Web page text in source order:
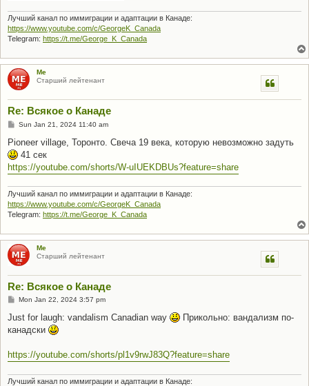
Лучший канал по иммиграции и адаптации в Канаде:
https://www.youtube.com/c/GeorgeK_Canada
Telegram: https://t.me/George_K_Canada
Me
Старший лейтенант
Re: Всякое о Канаде
P
s
Sun Jan 21, 2024 11:40 am
Pioneer village, Торонто. Свеча 19 века, которую невозможно задуть
41 сек
https://youtube.com/shorts/W-uIUEKDBUs?feature=share
Лучший канал по иммиграции и адаптации в Канаде:
https://www.youtube.com/c/GeorgeK_Canada
Telegram: https://t.me/George_K_Canada
Me
Старший лейтенант
Re: Всякое о Канаде
P
s
Mon Jan 22, 2024 3:57 pm
Just for laugh: vandalism Canadian way
Прикольно: вандализм по-
канадски
https://youtube.com/shorts/pl1v9rwJ83Q?feature=share
Лучший канал по иммиграции и адаптации в Канаде: